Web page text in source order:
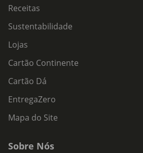
Receitas
Sustentabilidade
Lojas
Cartão Continente
Cartão Dá
EntregaZero
Mapa do Site
Sobre Nós